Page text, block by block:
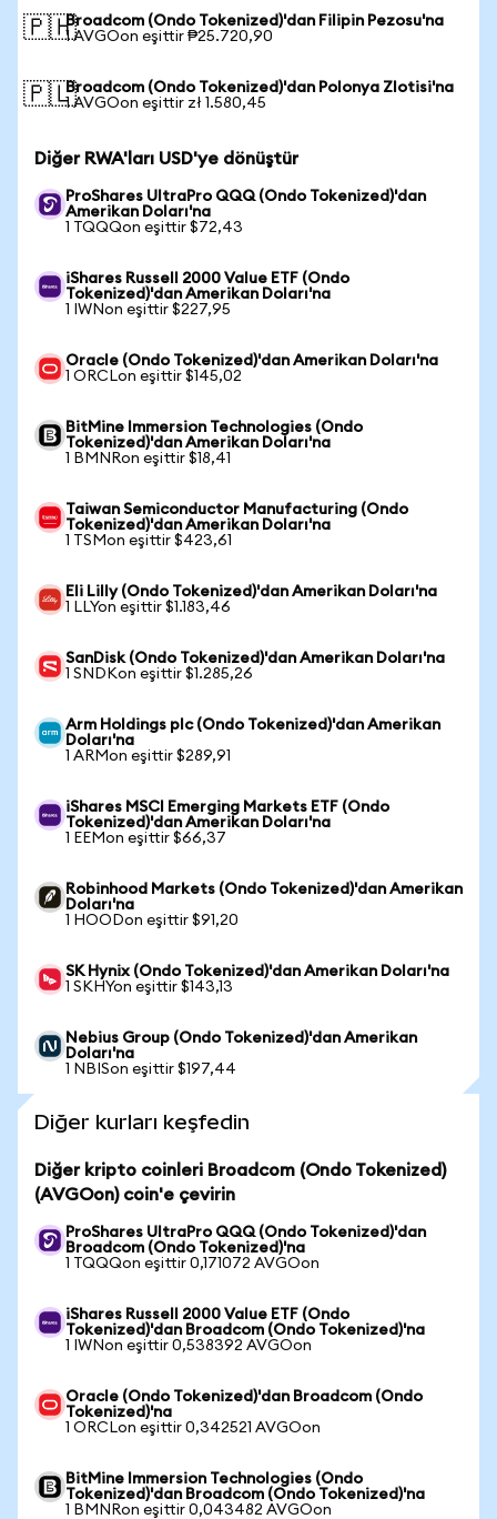
🇵🇭Broadcom (Ondo Tokenized)'dan Filipin Pezosu'na
1 AVGOon eşittir ₱25.720,90
🇵🇱Broadcom (Ondo Tokenized)'dan Polonya Zlotisi'na
1 AVGOon eşittir zł 1.580,45
Diğer RWA'ları USD'ye dönüştür
ProShares UltraPro QQQ (Ondo Tokenized)'dan
Amerikan Doları'na
1 TQQQon eşittir $72,43
iShares Russell 2000 Value ETF (Ondo
Tokenized)'dan Amerikan Doları'na
1 IWNon eşittir $227,95
Oracle (Ondo Tokenized)'dan Amerikan Doları'na
1 ORCLon eşittir $145,02
BitMine Immersion Technologies (Ondo
Tokenized)'dan Amerikan Doları'na
1 BMNRon eşittir $18,41
Taiwan Semiconductor Manufacturing (Ondo
Tokenized)'dan Amerikan Doları'na
1 TSMon eşittir $423,61
Eli Lilly (Ondo Tokenized)'dan Amerikan Doları'na
1 LLYon eşittir $1.183,46
SanDisk (Ondo Tokenized)'dan Amerikan Doları'na
1 SNDKon eşittir $1.285,26
Arm Holdings plc (Ondo Tokenized)'dan Amerikan
Doları'na
1 ARMon eşittir $289,91
iShares MSCI Emerging Markets ETF (Ondo
Tokenized)'dan Amerikan Doları'na
1 EEMon eşittir $66,37
Robinhood Markets (Ondo Tokenized)'dan Amerikan
Doları'na
1 HOODon eşittir $91,20
SK Hynix (Ondo Tokenized)'dan Amerikan Doları'na
1 SKHYon eşittir $143,13
Nebius Group (Ondo Tokenized)'dan Amerikan
Doları'na
1 NBISon eşittir $197,44
Diğer kurları keşfedin
Diğer kripto coinleri Broadcom (Ondo Tokenized)
(AVGOon) coin'e çevirin
ProShares UltraPro QQQ (Ondo Tokenized)'dan
Broadcom (Ondo Tokenized)'na
1 TQQQon eşittir 0,171072 AVGOon
iShares Russell 2000 Value ETF (Ondo
Tokenized)'dan Broadcom (Ondo Tokenized)'na
1 IWNon eşittir 0,538392 AVGOon
Oracle (Ondo Tokenized)'dan Broadcom (Ondo
Tokenized)'na
1 ORCLon eşittir 0,342521 AVGOon
BitMine Immersion Technologies (Ondo
Tokenized)'dan Broadcom (Ondo Tokenized)'na
1 BMNRon eşittir 0,043482 AVGOon